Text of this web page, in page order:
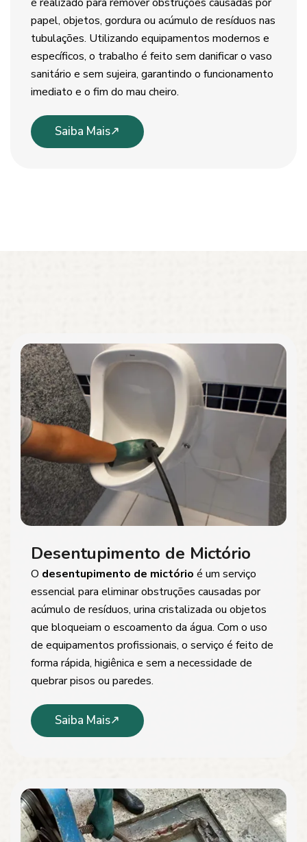
papel, objetos, gordura ou acúmulo de resíduos nas
tubulações. Utilizando equipamentos modernos e
específicos, o trabalho é feito sem danificar o vaso
sanitário e sem sujeira, garantindo o funcionamento
imediato e o fim do mau cheiro.
Saiba Mais
Desentupimento de Mictório
O desentupimento de mictório é um serviço
essencial para eliminar obstruções causadas por
acúmulo de resíduos, urina cristalizada ou objetos
que bloqueiam o escoamento da água. Com o uso
de equipamentos profissionais, o serviço é feito de
forma rápida, higiênica e sem a necessidade de
quebrar pisos ou paredes.
Saiba Mais